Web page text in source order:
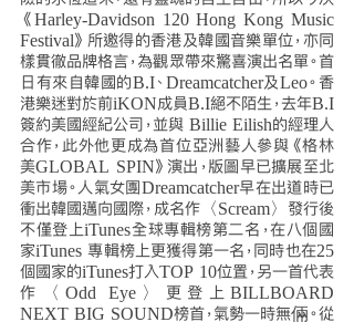
《Harley-Davidson 120 Hong Kong Music
Festival》所邀得的香港及韓國音樂單位，亦同
樣貫徹品牌格言，為觀眾帶來驚喜演出名單。首
日有來自韓國的B.I、Dreamcatcher及Leo。香
港樂迷對於前iKON成員B.I絕不陌生，去年B.I
簽約美國經紀公司，並與 Billie Eilish的經理人
合作，此外他更成為首位亞洲藝人參與《格林
美GLOBAL SPIN》演出，版圖早已擴展至北
美市場。人氣女團Dreamcatcher早在出道時已
衝出韓國邁向國際，成名作〈Scream〉發行後
不僅登上iTunes全球專輯榜第二名，在八個國
家iTunes 專輯榜上更獲得第一名，同時也在25
個國家的iTunes打入TOP 10位置，另一首代表
作〈Odd Eye〉更登上BILLBOARD
NEXT BIG SOUND榜首，氣勢一時無倆。從